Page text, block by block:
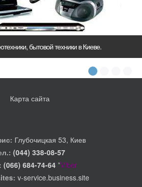
бытовой техники в Киеве.
Карта сайта
Глубочицкая 53, Киев
(044) 338-08-57
(066) 684-74-64*Viber
v-service.business.site